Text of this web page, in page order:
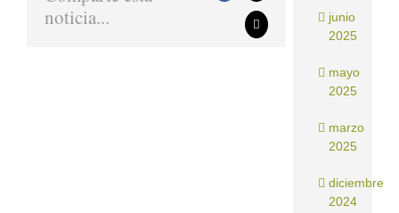
noticia...
Correo
electrónico
junio
2025
mayo
2025
marzo
2025
diciembre
2024